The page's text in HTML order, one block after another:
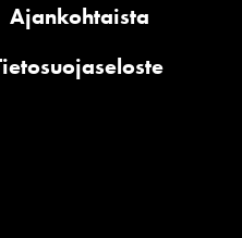
Ajankohtaista